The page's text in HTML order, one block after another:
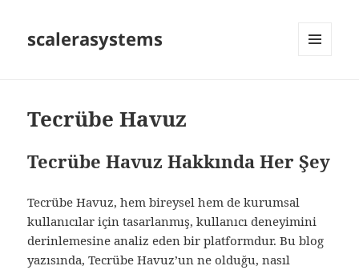
scalerasystems
Tecrübe Havuz
Tecrübe Havuz Hakkında Her Şey
Tecrübe Havuz, hem bireysel hem de kurumsal
kullanıcılar için tasarlanmış, kullanıcı deneyimini
derinlemesine analiz eden bir platformdur. Bu blog
yazısında, Tecrübe Havuz’un ne olduğu, nasıl